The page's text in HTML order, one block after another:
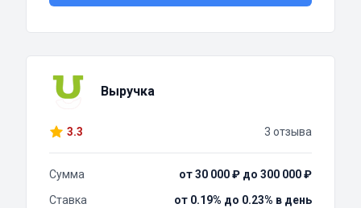
Выручка
3.3 3 отзыва
Сумма
от 30 000 ₽ до 300 000 ₽
Ставка
от 0.19% до 0.23% в день